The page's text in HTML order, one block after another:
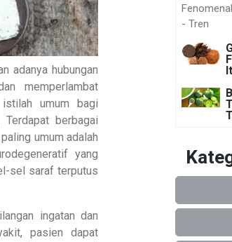
adanya hubungan
memperlambat
umum bagi
berbagai
umum adalah
yang
sel saraf terputus
ingatan dan
pasien dapat